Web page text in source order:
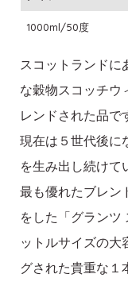
1000ml/50度
スコットランドに
な穀物スコッチウ
レンドされた品で
現在は５世代後に
を生み出し続けて
最も優れたブレン
をした「グランツ
ットルサイズの大
グされた貴重な１